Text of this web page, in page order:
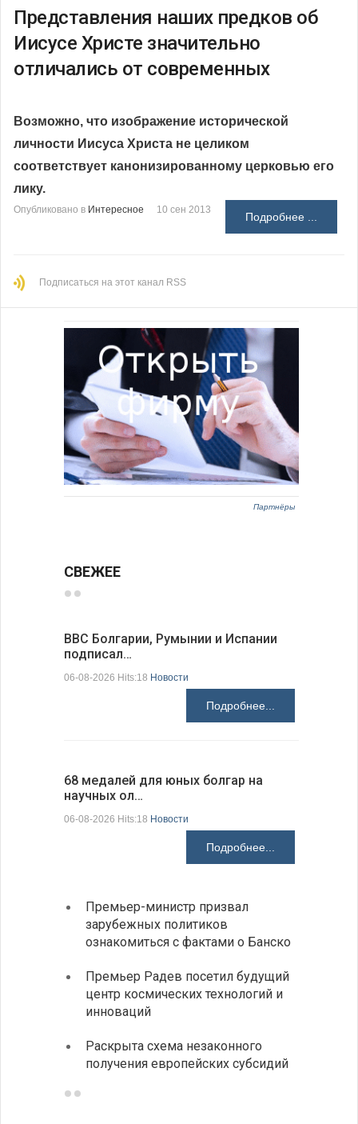
Представления наших предков об
Иисусе Христе значительно
отличались от современных
Возможно, что изображение исторической
личности Иисуса Христа не целиком
соответствует канонизированному церковью его
лику.
Опубликовано в Интересное 10 сен 2013
Подробнее ...
Подписаться на этот канал RSS
Партнёры
СВЕЖЕЕ
ВВС Болгарии, Румынии и Испании
подписал…
06-08-2026 Hits:18 Новости
Подробнее...
68 медалей для юных болгар на
научных ол…
06-08-2026 Hits:18 Новости
Подробнее...
Премьер-министр призвал
зарубежных политиков
ознакомиться с фактами о Банско
Премьер Радев посетил будущий
центр космических технологий и
инноваций
Раскрыта схема незаконного
получения европейских субсидий